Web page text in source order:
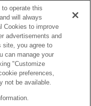
aux lois sur
operate this
will always
Cookies to improve
advertisements and
site, you agree to
can manage your
"Customize
preferences,
not be available.